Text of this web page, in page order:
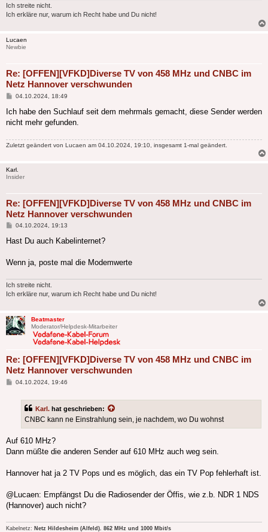
Ich streite nicht.
Ich erkläre nur, warum ich Recht habe und Du nicht!
Lucaen
Newbie
Re: [OFFEN][VFKD]Diverse TV von 458 MHz und CNBC im
Netz Hannover verschwunden
Beitrag
04.10.2024, 18:49
Ich habe den Suchlauf seit dem mehrmals gemacht, diese Sender werden
nicht mehr gefunden.
Zuletzt geändert von Lucaen am 04.10.2024, 19:10, insgesamt 1-mal geändert.
Karl.
Insider
Re: [OFFEN][VFKD]Diverse TV von 458 MHz und CNBC im
Netz Hannover verschwunden
Beitrag
04.10.2024, 19:13
Hast Du auch Kabelinternet?
Wenn ja, poste mal die Modemwerte
Ich streite nicht.
Ich erkläre nur, warum ich Recht habe und Du nicht!
Beatmaster
Moderator/Helpdesk-Mitarbeiter
Re: [OFFEN][VFKD]Diverse TV von 458 MHz und CNBC im
Netz Hannover verschwunden
Beitrag
04.10.2024, 19:46
Karl. hat geschrieben:
CNBC kann ne Einstrahlung sein, je nachdem, wo Du wohnst
Auf 610 MHz?
Dann müßte die anderen Sender auf 610 MHz auch weg sein.
Hannover hat ja 2 TV Pops und es möglich, das ein TV Pop fehlerhaft ist.
@Lucaen: Empfängst Du die Radiosender der Öffis, wie z.b. NDR 1 NDS
(Hannover) auch nicht?
Kabelnetz: Netz Hildesheim (Alfeld). 862 MHz und 1000 Mbit/s